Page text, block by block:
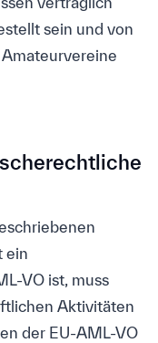
sein und von
ein
VO ist, muss
Aktivitäten
der EU-AML-VO